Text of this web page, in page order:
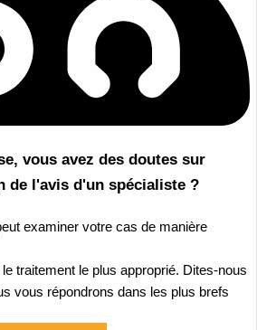
vous avez des doutes sur
de l'avis d'un spécialiste ?
examiner votre cas de manière
traitement le plus approprié. Dites-nous
vous répondrons dans les plus brefs